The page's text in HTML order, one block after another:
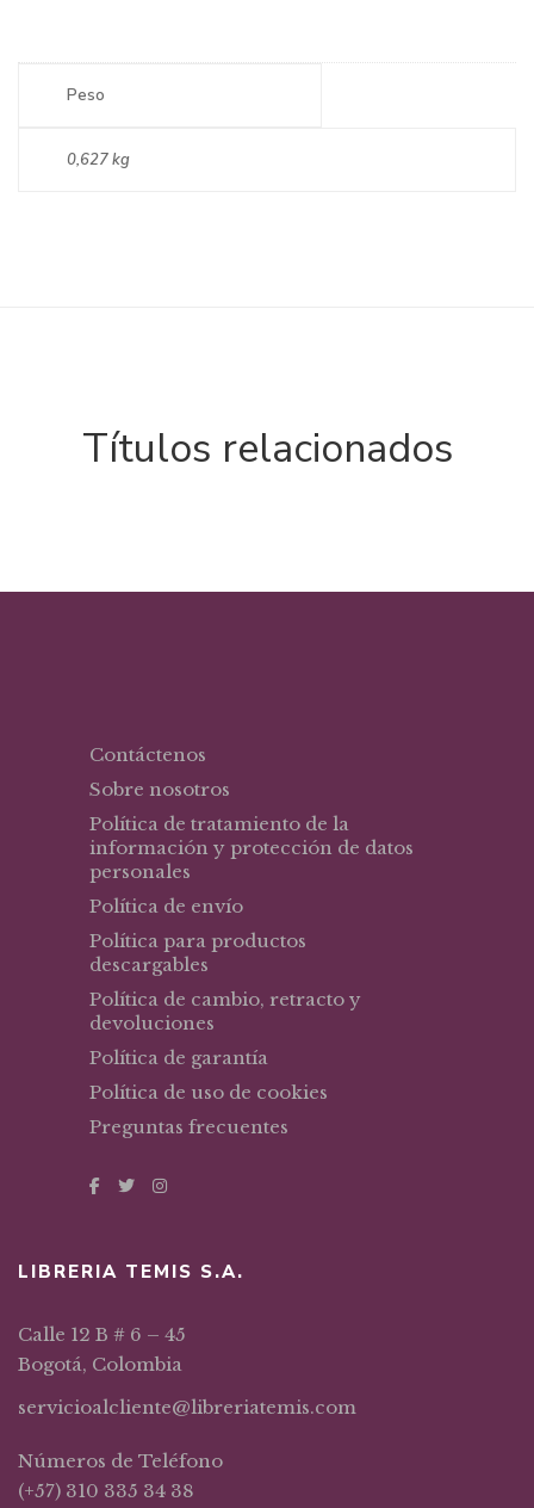
Peso
0,627 kg
Títulos relacionados
Contáctenos
Sobre nosotros
Política de tratamiento de la
información y protección de datos
personales
Política de envío
Política para productos
descargables
Política de cambio, retracto y
devoluciones
Política de garantía
Política de uso de cookies
Preguntas frecuentes
LIBRERIA TEMIS S.A.
Calle 12 B # 6 – 45
Bogotá, Colombia
servicioalcliente@libreriatemis.com
Números de Teléfono
(+57) 310 335 34 38